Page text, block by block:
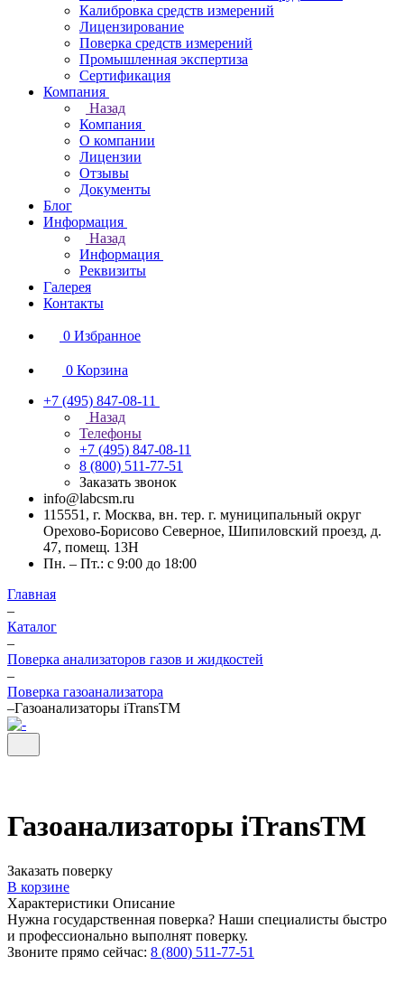
Калибровка средств измерений
Лицензирование
Поверка средств измерений
Промышленная экспертиза
Сертификация
Компания
Назад
Компания
О компании
Лицензии
Отзывы
Документы
Блог
Информация
Назад
Информация
Реквизиты
Галерея
Контакты
0 Избранное
0 Корзина
+7 (495) 847-08-11
Назад
Телефоны
+7 (495) 847-08-11
8 (800) 511-77-51
Заказать звонок
info@labcsm.ru
115551, г. Москва, вн. тер. г. муниципальный округ
Орехово-Борисово Северное, Шипиловский проезд, д.
47, помещ. 13Н
Пн. – Пт.: с 9:00 до 18:00
Главная
–
Каталог
–
Поверка анализаторов газов и жидкостей
–
Поверка газоанализатора
–Газоанализаторы iTransTM
Газоанализаторы iTransTM
Заказать поверку
В корзине
Характеристики Описание
Нужна государственная поверка? Наши специалисты быстро
и профессионально выполнят поверку.
Звоните прямо сейчас: 8 (800) 511-77-51